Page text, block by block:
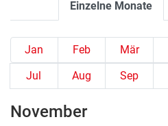
Einzelne Monate
Jan Feb Mär
Jul
Aug Sep
November